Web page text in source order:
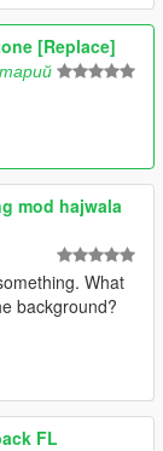
[Replace]
mod hajwala
What
background?
FL